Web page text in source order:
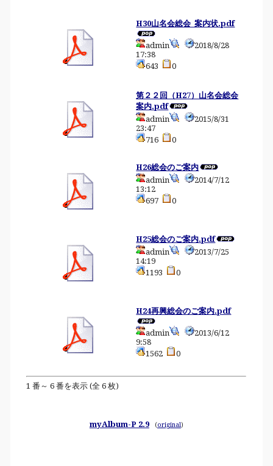
H30山名会総会_案内状.pdf
admin
2018/8/28
17:38
643
0
第２２回（H27）山名会総会
案内.pdf
admin
2015/8/31
23:47
716
0
H26総会のご案内
admin
2014/7/12
13:12
697
0
H25総会のご案内.pdf
admin
2013/7/25
14:19
1193
0
H24再興総会のご案内.pdf
admin
2013/6/12
9:58
1562
0
1 番～ 6 番を表示 (全 6 枚)
myAlbum-P 2.9 (original)